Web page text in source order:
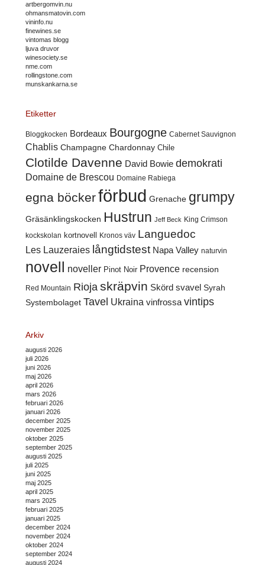
artbergomvin.nu
ohmansmatovin.com
vininfo.nu
finewines.se
vintomas blogg
ljuva druvor
winesociety.se
nme.com
rollingstone.com
munskankarna.se
Etiketter
Bloggkocken Bordeaux Bourgogne Cabernet Sauvignon
Chablis Champagne Chardonnay Chile
Clotilde Davenne David Bowie demokrati
Domaine de Brescou Domaine Rabiega
egna böckerförbud Grenache grumpy
Gräsänklingskocken Hustrun Jeff Beck King Crimson
kockskolan kortnovell Kronos väv Languedoc
Les Lauzeraies långtidstest Napa Valley naturvin
novell noveller Pinot Noir Provence recension
Red Mountain Rioja skräpvin Skörd svavel Syrah
Systembolaget Tavel Ukraina vinfrossa vintips
Arkiv
augusti 2026
juli 2026
juni 2026
maj 2026
april 2026
mars 2026
februari 2026
januari 2026
december 2025
november 2025
oktober 2025
september 2025
augusti 2025
juli 2025
juni 2025
maj 2025
april 2025
mars 2025
februari 2025
januari 2025
december 2024
november 2024
oktober 2024
september 2024
augusti 2024